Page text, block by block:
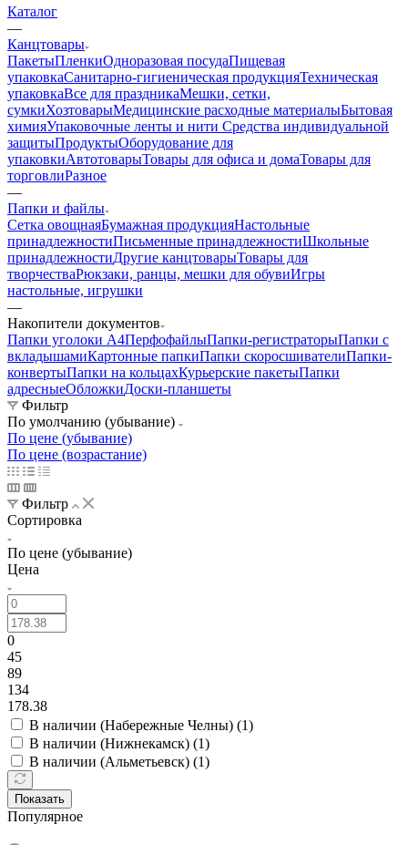
Каталог
—
Канцтовары
ПакетыПленкиОдноразовая посудаПищевая
упаковкаСанитарно-гигиеническая продукцияТехническая
упаковкаВсе для праздникаМешки, сетки,
сумкиХозтоварыМедицинские расходные материалыБытовая
химияУпаковочные ленты и нити Средства индивидуальной
защитыПродуктыОборудование для
упаковкиАвтотоварыТовары для офиса и домаТовары для
торговлиРазное
—
Папки и файлы
Сетка овощнаяБумажная продукцияНастольные
принадлежностиПисьменные принадлежностиШкольные
принадлежностиДругие канцтоварыТовары для
творчестваРюкзаки, ранцы, мешки для обувиИгры
настольные, игрушки
—
Накопители документов
Папки уголоки А4ПерфофайлыПапки-регистраторыПапки с
вкладышамиКартонные папкиПапки скоросшивателиПапки-
конвертыПапки на кольцахКурьерские пакетыПапки
адресныеОбложкиДоски-планшеты
Фильтр
По умолчанию (убывание)
По цене (убывание)
По цене (возрастание)
Фильтр
Сортировка
По цене (убывание)
Цена
0
45
89
134
178.38
В наличии (Набережные Челны) (1)
В наличии (Нижнекамск) (1)
В наличии (Альметьевск) (1)
Показать
Популярное